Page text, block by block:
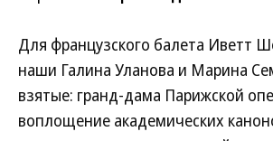
Для французского балета Иветт
наши Галина Уланова и Марина
взятые: гранд-дама Парижской
воплощение академических